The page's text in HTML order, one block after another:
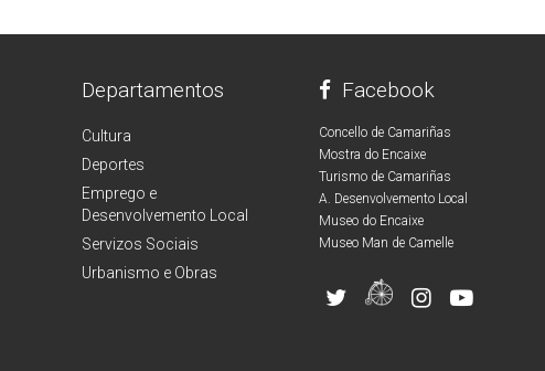
Departamentos
Cultura
Deportes
Emprego e
Desenvolvemento Local
Servizos Sociais
Urbanismo e Obras
Facebook
Concello de Camariñas
Mostra do Encaixe
Turismo de Camariñas
A. Desenvolvemento Local
Museo do Encaixe
Museo Man de Camelle